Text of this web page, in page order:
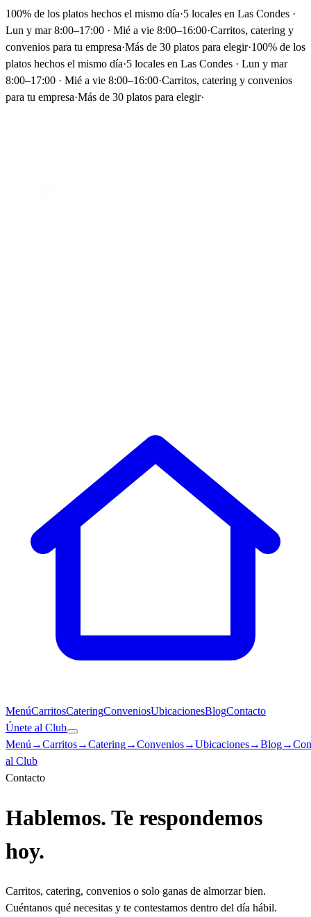
100% de los platos hechos el mismo día·5 locales en Las Condes ·
Lun y mar 8:00–17:00 · Mié a vie 8:00–16:00·Carritos, catering y
convenios para tu empresa·Más de 30 platos para elegir·100% de los
platos hechos el mismo día·5 locales en Las Condes · Lun y mar
8:00–17:00 · Mié a vie 8:00–16:00·Carritos, catering y convenios
para tu empresa·Más de 30 platos para elegir·
MenúCarritosCateringConveniosUbicacionesBlogContacto
Únete al Club
Menú →Carritos→Catering→Convenios→Ubicaciones→Blog→
al Club
Contacto
Hablemos. Te respondemos
hoy.
Carritos, catering, convenios o solo ganas de almorzar bien.
Cuéntanos qué necesitas y te contestamos dentro del día hábil.